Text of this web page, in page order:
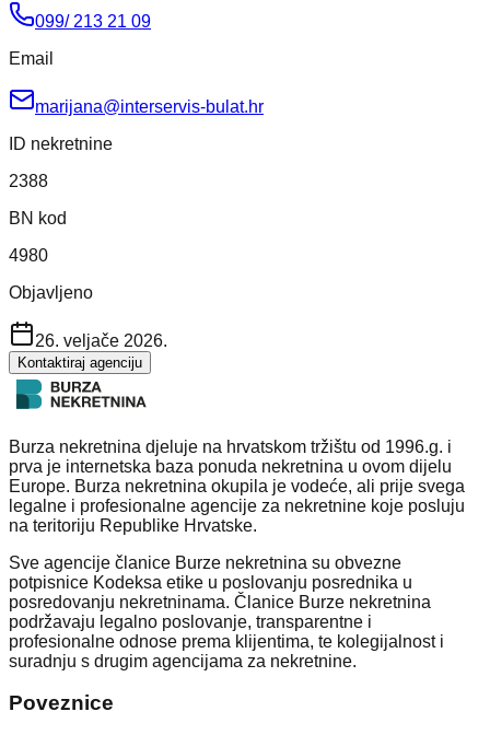
099/ 213 21 09
Email
marijana@interservis-bulat.hr
ID nekretnine
2388
BN kod
4980
Objavljeno
26. veljače 2026.
Kontaktiraj agenciju
Burza nekretnina djeluje na hrvatskom tržištu od 1996.g. i
prva je internetska baza ponuda nekretnina u ovom dijelu
Europe. Burza nekretnina okupila je vodeće, ali prije svega
legalne i profesionalne agencije za nekretnine koje posluju
na teritoriju Republike Hrvatske.
Sve agencije članice Burze nekretnina su obvezne
potpisnice Kodeksa etike u poslovanju posrednika u
posredovanju nekretninama. Članice Burze nekretnina
podržavaju legalno poslovanje, transparentne i
profesionalne odnose prema klijentima, te kolegijalnost i
suradnju s drugim agencijama za nekretnine.
Poveznice